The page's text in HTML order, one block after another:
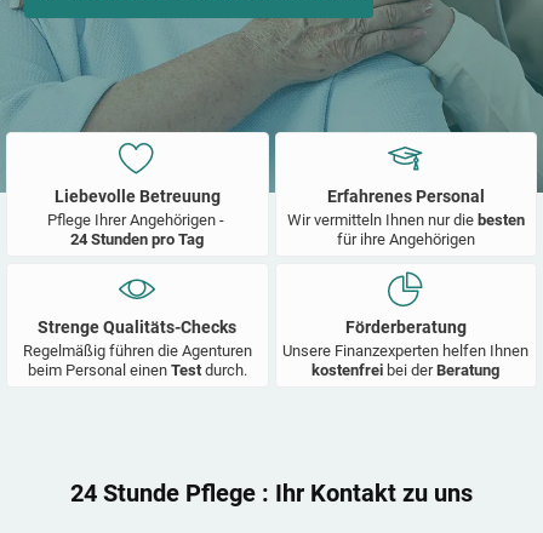
Liebevolle Betreuung
Pflege Ihrer Angehörigen -
24 Stunden pro Tag
Erfahrenes Personal
Wir vermitteln Ihnen nur die besten
für ihre Angehörigen
Strenge Qualitäts-Checks
Regelmäßig führen die Agenturen
beim Personal einen Test durch.
Förderberatung
Unsere Finanzexperten helfen Ihnen
kostenfrei bei derBeratung
24 Stunde Pflege : Ihr Kontakt zu uns